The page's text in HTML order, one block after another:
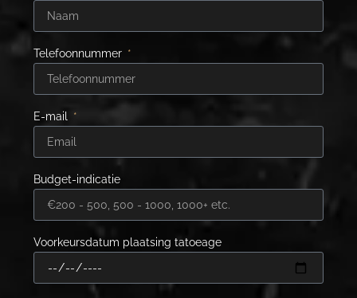
Telefoonnummer
E-mail
Budget-indicatie
Voorkeursdatum plaatsing tatoeage